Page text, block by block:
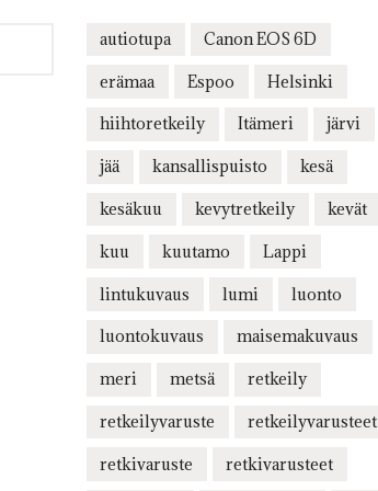
autiotupa Canon EOS 6D
erämaa Espoo Helsinki
hiihtoretkeily Itämeri järvi
jää kansallispuisto kesä
kesäkuu kevytretkeily kevät
kuu kuutamo Lappi
lintukuvaus lumi luonto
luontokuvaus maisemakuvaus
meri metsä retkeily
retkeilyvaruste retkeilyvarusteet
retkivaruste retkivarusteet